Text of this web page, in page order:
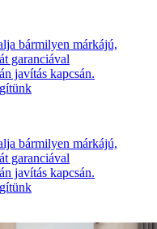
bármilyen márkájú,
garanciával
javítás kapcsán.
bármilyen márkájú,
garanciával
javítás kapcsán.